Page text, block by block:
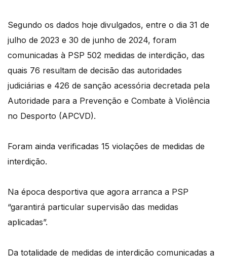
Segundo os dados hoje divulgados, entre o dia 31 de
julho de 2023 e 30 de junho de 2024, foram
comunicadas à PSP 502 medidas de interdição, das
quais 76 resultam de decisão das autoridades
judiciárias e 426 de sanção acessória decretada pela
Autoridade para a Prevenção e Combate à Violência
no Desporto (APCVD).
Foram ainda verificadas 15 violações de medidas de
interdição.
Na época desportiva que agora arranca a PSP
“garantirá particular supervisão das medidas
aplicadas”.
Da totalidade de medidas de interdição comunicadas a